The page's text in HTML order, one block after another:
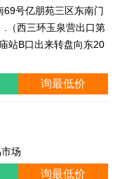
号亿朋苑三区东南门
.（西三环玉泉营出口第
站B口出来转盘向东20
询最低价
场
询最低价